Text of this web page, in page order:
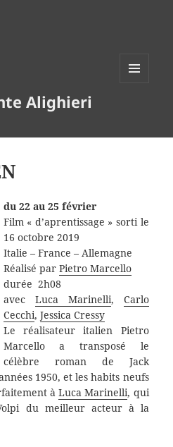
Alighieri
du 22 au 25 février
Film « d’aprentissage » sorti le
16 octobre 2019
Italie – France – Allemagne
Réalisé par Pietro Marcello
durée 2h08
avec Luca Marinelli, Carlo
Cecchi, Jessica Cressy
Le réalisateur italien Pietro
Marcello a transposé le
célèbre roman de Jack
1950, et les habits neufs
àLuca Marinelli, qui
du meilleur acteur à la